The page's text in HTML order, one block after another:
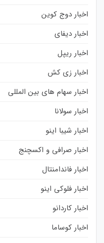
اخبار دوج کوین
اخبار دیفای
اخبار ریپل
اخبار زی کش
اخبار سهام های بین المللی
اخبار سولانا
اخبار شیبا اینو
اخبار صرافی و اکسچنج
اخبار فاندامنتال
اخبار فلوکی اینو
اخبار کاردانو
اخبار کوساما